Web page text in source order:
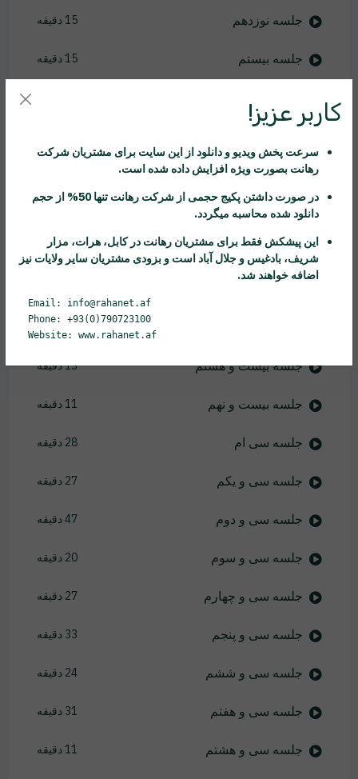
جلسه نوزدهم 15 دقیقه
جلسه بیستم 15 دقیقه
جلسه بیست و سوم
جلسه بیست و چهارم
جلسه بیست و پنجم 43 دقیقه
19 دقیقه
جلسه بیست و هشتم 13 دقیقه
جلسه بیست و نهم 11 دقیقه
جلسه سی ام 28 دقیقه
جلسه سی و یکم 27 دقیقه
جلسه سی و دوم 47 دقیقه
جلسه سی و سوم 20 دقیقه
جلسه سی و چهارم 27 دقیقه
جلسه سی و پنجم 33 دقیقه
جلسه سی و ششم 24 دقیقه
جلسه سی و هفتم 31 دقیقه
جلسه سی و هشتم 11 دقیقه
کاربر عزیز!
سرعت پخش ویدیو و دانلود از این سایت برای مشتریان شرکت
رهانت بصورت ویژه افزایش داده شده است.
در صورت داشتن پکیج حجمی از شرکت رهانت
تنها 50% از حجم
دانلود شده محاسبه میگردد.
این پیشکش فقط برای مشتریان رهانت در کابل، هرات، مزار
شریف، بادغیس و جلال آباد است و بزودی مشتریان سایر ولایات نیز
اضافه خواهند شد.
Email: info@rahanet.af
Phone: +93(0)790723100
Website: www.rahanet.af